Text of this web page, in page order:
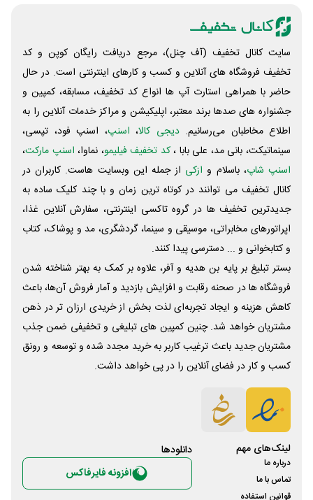
سایت کانال تخفیف (آف چنل)، مرجع دریافت رایگان کوپن و کد
تخفیف فروشگاه های آنلاین و کسب و‌ کارهای اینترنتی است. در حال
حاضر با همراهی استارت آپ ها انواع کد تخفیف، مسابقه، کمپین و
جشنواره های صدها برند معتبر، اپلیکیشن و مراکز خدمات آنلاین را به
اطلاع مخاطبان می‌رسانیم. دیجی کالا، اسنپ، اسنپ فود، تپسی،
سینماتیکت، بانی مد، علی‌ بابا ،کد تخفیف فیلیمو، نماوا، اسنپ مارکت،
اسنپ شاپ، باسلام و ازکی از جمله این وبسایت ‌هاست. کاربران در
کانال تخفیف می توانند در کوتاه ترین زمان و با چند کلیک ساده به
جدیدترین تخفیف ها در گروه تاکسی اینترنتی، سفارش آنلاین غذا،
اپراتورهای مخابراتی، موسیقی و سینما، گردشگری، مد و پوشاک، کتاب
و کتابخوانی و ... دسترسی پیدا کنند.
بستر تبلیغ بر پایه بن هدیه و آفر، علاوه بر کمک به بهتر شناخته شدن
فروشگاه ها در صحنه رقابت و افزایش بازدید و آمار فروش آن‌ها، باعث
کاهش هزینه و ایجاد تجربه‌ای لذت بخش از خریدی ارزان تر در ذهن
مشتریان خواهد شد. چنین کمپین های تبلیغی و تخفیفی ضمن جذب
مشتریان جدید باعث ترغیب کاربر به خرید مجدد شده و توسعه و رونق
کسب و کار در فضای آنلاین را در پی خواهد داشت.
لینک‌های مهم
درباره ما
تماس با ما
قوانین استفاده
دانلود‌ها
افزونه فایرفاکس